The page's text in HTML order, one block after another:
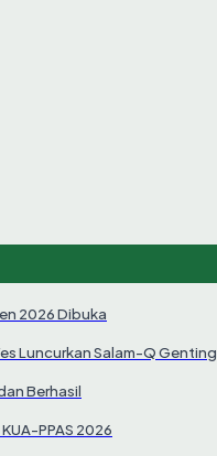
2026 Dibuka
Luncurkan Salam-Q Genting
Berhasil
PPAS 2026